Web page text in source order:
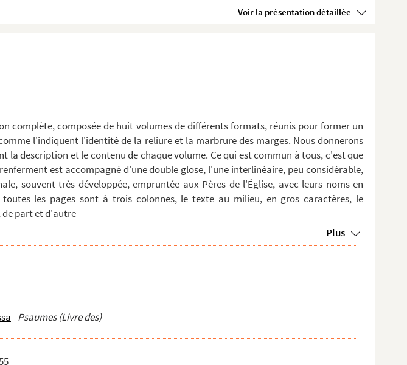
Voir la présentation détaillée
non abiit... ...
et «...
livres...
...
prol...
...
— Vox. »...
complète, composée de huit volumes de différents formats, réunis pour former un
l'indiquent l'identité de la reliure et la marbrure des marges. Nous donnerons
la description et le contenu de chaque volume. Ce qui est commun à tous, c'est que
est accompagné d'une double glose, l'une interlinéaire, peu considérable,
souvent très développée, empruntée aux Pères de l'Église, avec leurs noms en
toutes les pages sont à trois colonnes, le texte au milieu, en gros caractères, le
part et d'autre
Plus
-Psaumes (Livre des)